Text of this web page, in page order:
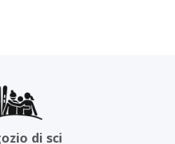
di sci